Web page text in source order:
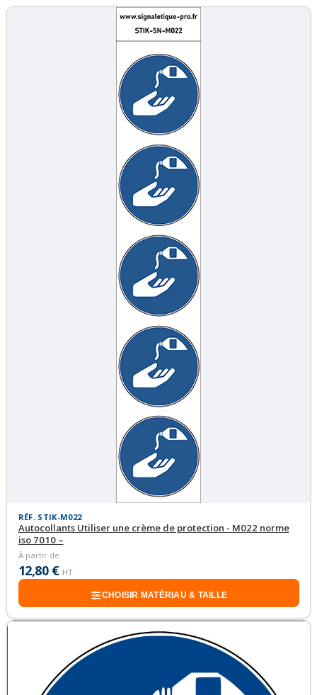
RÉF. STIK-M022
Autocollants Utiliser une crème de protection - M022 norme
iso 7010 –
À partir de
12,80 € HT
CHOISIR MATÉRIAU & TAILLE